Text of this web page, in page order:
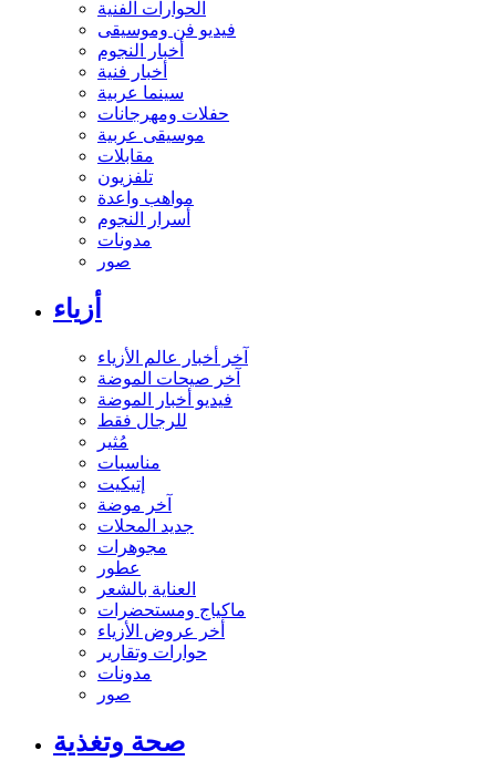
الحوارات الفنية
فيديو فن وموسيقى
أخبار النجوم
أخبار فنية
سينما عربية
حفلات ومهرجانات
موسيقى عربية
مقابلات
تلفزيون
مواهب واعدة
أسرار النجوم
مدونات
صور
أزياء
آخر أخبار عالم الأزياء
آخر صيحات الموضة
فيديو أخبار الموضة
للرجال فقط
مُثير
مناسبات
إتيكيت
آخر موضة
جديد المحلات
مجوهرات
عطور
العناية بالشعر
ماكياج ومستحضرات
أخر عروض الأزياء
حوارات وتقارير
مدونات
صور
صحة وتغذية